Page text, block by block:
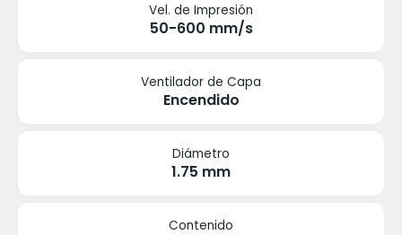
Vel. de Impresión
50-600 mm/s
Ventilador de Capa
Encendido
Diámetro
1.75 mm
Contenido